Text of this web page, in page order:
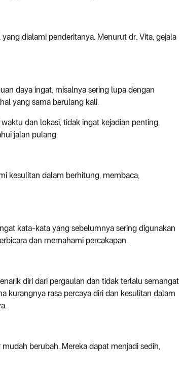
dialami penderitanya. Menurut dr. Vita, gejala
daya ingat, misalnya sering lupa dengan
yang sama berulang kali.
dan lokasi, tidak ingat kejadian penting,
jalan pulang.
kesulitan dalam berhitung, membaca,
kata-kata yang sebelumnya sering digunakan
dan memahami percakapan.
diri dari pergaulan dan tidak terlalu semangat
kurangnya rasa percaya diri dan kesulitan dalam
berubah. Mereka dapat menjadi sedih,